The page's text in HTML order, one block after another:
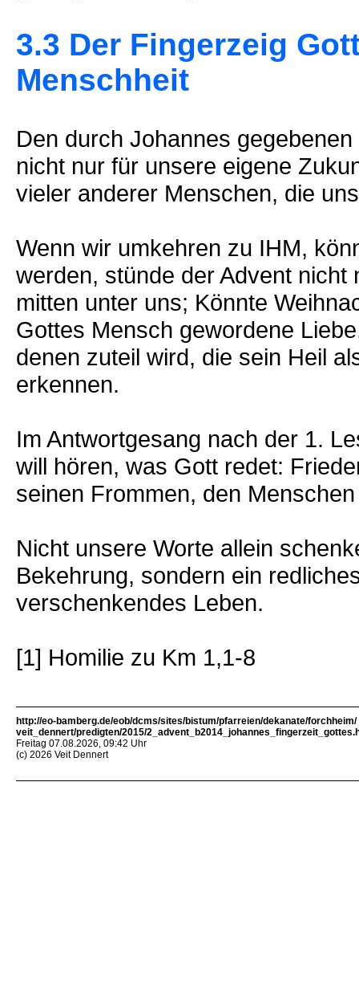
3.3 Der Fingerzeig
Menschheit
Den durch Johannes
nicht nur für unsere eigene
vieler anderer Menschen, die
Wenn wir umkehren zu IHM,
werden, stünde der Advent
mitten unter uns; Könnte
Gottes Mensch gewordene
denen zuteil wird, die sein Heil
erkennen.
Im Antwortgesang nach der 1.
will hören, was Gott redet:
seinen Frommen, den
Nicht unsere Worte allein
Bekehrung, sondern ein
verschenkendes Leben.
[1] Homilie zu Km 1,1-8
http://eo-bamberg.de/eob/dcms/sites/bistum/pfarreien/dekanate/forchheim/
veit_dennert/predigten/2015/
Freitag 07.08.2026, 09:42 Uhr
(c) 2026 Veit Dennert